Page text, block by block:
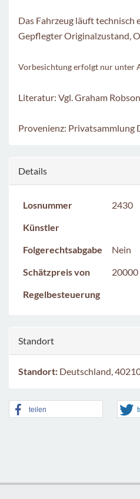
Das Fahrzeug läuft technisch
Gepflegter Originalzustand,
Vorbesichtung erfolgt nur unter
Literatur: Vgl. Graham
Provenienz: Privatsammlung
Details
Losnummer
2430
Künstler
Folgerechtsabgabe
Nein
Schätzpreis von
20000
Regelbesteuerung
Standort
Standort: Deutschland,
teilen